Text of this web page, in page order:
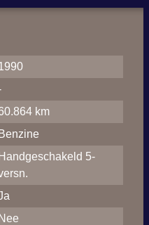
km
Benzine
Handgeschakeld 5-
Nee